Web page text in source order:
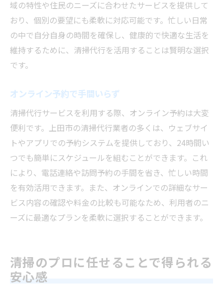
域の特性や住民のニーズに合わせたサービスを提供して
おり、個別の要望にも柔軟に対応可能です。忙しい日常
の中で自分自身の時間を確保し、健康的で快適な生活を
維持するために、清掃代行を活用することは賢明な選択
です。
オンライン予約で手間いらず
清掃代行サービスを利用する際、オンライン予約は大変
便利です。上田市の清掃代行業者の多くは、ウェブサイ
トやアプリでの予約システムを提供しており、24時間い
つでも簡単にスケジュールを組むことができます。これ
により、電話連絡や訪問予約の手間を省き、忙しい時間
を有効活用できます。また、オンラインでの詳細なサー
ビス内容の確認や料金の比較も可能なため、利用者のニ
ーズに最適なプランを柔軟に選択することができます。
清掃のプロに任せることで得られる
安心感